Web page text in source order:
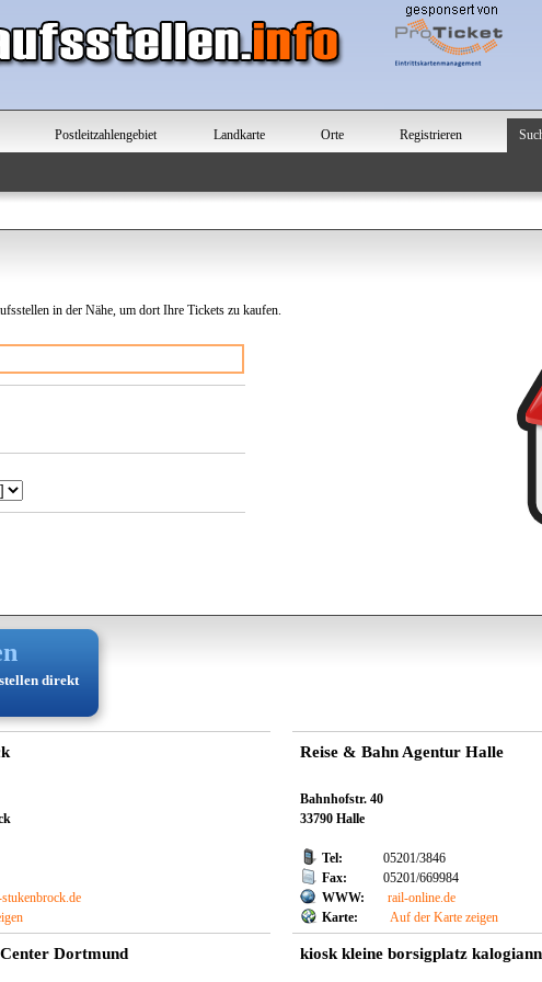
Postleitzahlengebiet Landkarte Orte Registrieren
in der Nähe, um dort Ihre Tickets zu kaufen.
direkt
Reise & Bahn Agentur Halle
Bahnhofstr. 40
33790 Halle
Tel:
05201/3846
Fax:
05201/669984
WWW:
rail-online.de
Karte:
Auf der Karte zeigen
Dortmund kiosk kleine borsigplatz